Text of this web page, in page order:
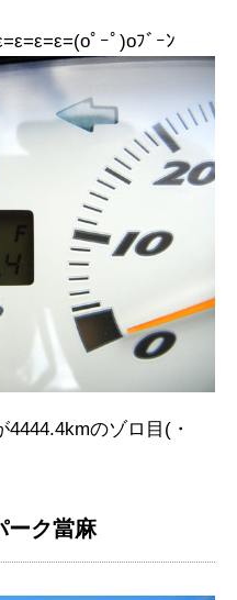
ﾟｰﾟ)oﾌﾞｰﾝ
のゾロ目(・
ーク當麻